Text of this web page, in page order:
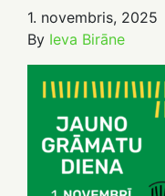
1. novembris, 2025
By Ieva Birāne